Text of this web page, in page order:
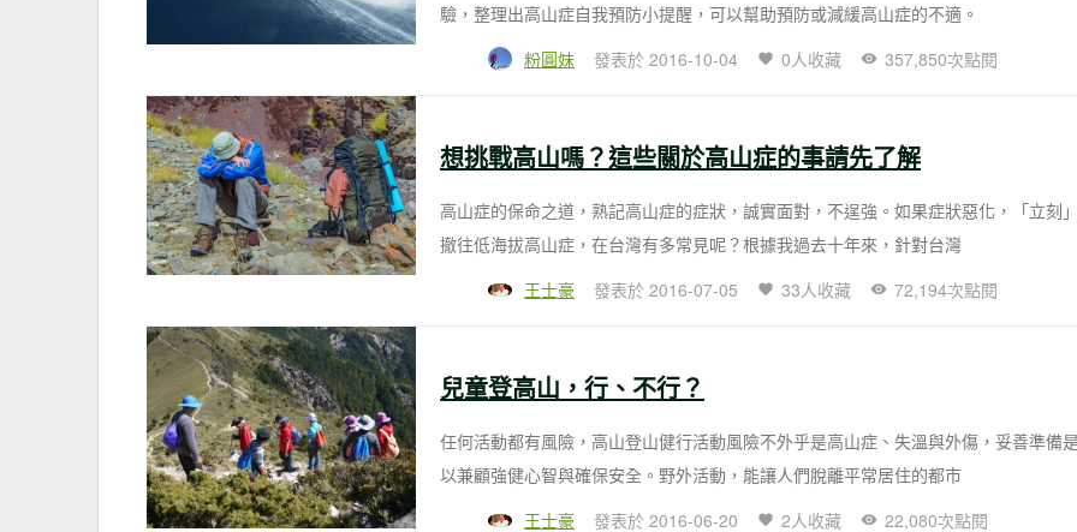
驗，整理出高山症自我預防小提醒，可以幫助預防或減緩高山症的不適。
粉圓妹
發表於 2016-10-04 0人收藏 357,850次點閱
想挑戰高山嗎？這些關於高山症的事請先了解
高山症的保命之道，熟記高山症的症狀，誠實面對，不逞強。如果症狀惡化，「立刻
撤往低海拔高山症，在台灣有多常見呢？根據我過去十年來，針對台灣
王士豪
發表於 2016-07-05 33人收藏 72,194次點閱
兒童登高山，行、不行？
任何活動都有風險，高山登山健行活動風險不外乎是高山症、失溫與外傷，妥善準備
以兼顧強健心智與確保安全。野外活動，能讓人們脫離平常居住的都市
王士豪
發表於 2016-06-20 2人收藏 22,080次點閱